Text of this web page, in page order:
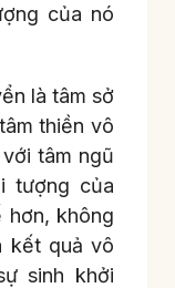
của nó
là tâm sở
thiền vô
tâm ngũ
tượng của
không
kết quả vô
sinh khởi